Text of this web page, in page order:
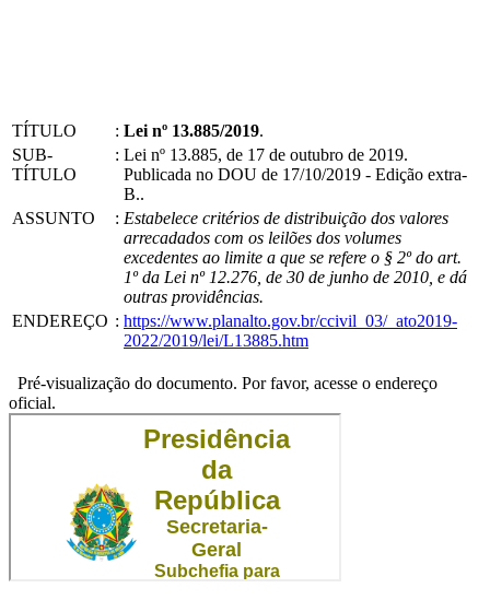
TÍTULO : Lei nº 13.885/2019.
SUB-
TÍTULO
: Lei nº 13.885, de 17 de outubro de 2019.
Publicada no DOU de 17/10/2019 - Edição extra-
B..
ASSUNTO
: Estabelece critérios de distribuição dos valores
arrecadados com os leilões dos volumes
excedentes ao limite a que se refere o § 2º do art.
1º da Lei nº 12.276, de 30 de junho de 2010, e dá
outras providências.
ENDEREÇO : https://www.planalto.gov.br/ccivil_03/_ato2019-
2022/2019/lei/L13885.htm
Pré-visualização do documento. Por favor, acesse o endereço
oficial.